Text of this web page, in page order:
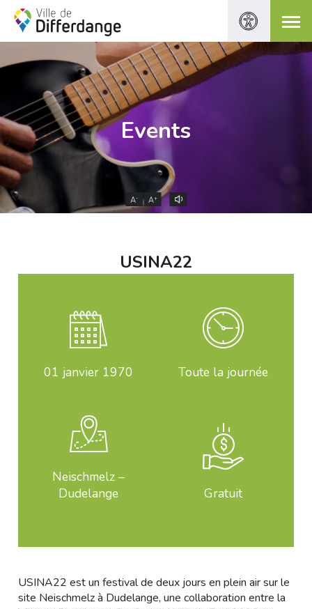
Events
A- A+
USINA22
01 janvier 1970 Toute la journée
Neischmelz –
Dudelange
Gratuit
USINA22 est un festival de deux jours en plein air sur le
site Neischmelz à Dudelange, une collaboration entre la